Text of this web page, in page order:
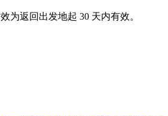
为返回出发地起 30 天内有效。